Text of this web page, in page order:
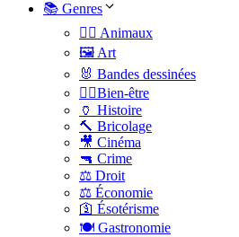
📚 Genres
🐕‍🦺 Animaux
🖼️ Art
🐰 Bandes dessinées
🧑‍⚕️Bien-être
🏺 Histoire
🔨 Bricolage
🎥 Cinéma
🔫 Crime
⚖️ Droit
⚖️ Économie
🛐 Ésotérisme
🍽️ Gastronomie